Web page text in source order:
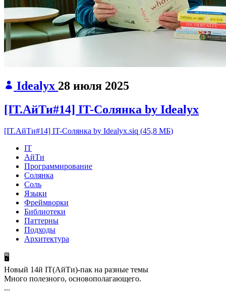
Idealyx 28 июля 2025
[IT.АйТи#14] IT-Солянка by Idealyx
[IT.АйТи#14] IT-Солянка by Idealyx.siq (45,8 МБ)
IT
АйТи
Программирование
Солянка
Соль
Языки
Фреймворки
Библиотеки
Паттерны
Подходы
Архитектура
🖥
Новый 14й IT(АйТи)-пак на разные темы
Много полезного, основополагающего.
...